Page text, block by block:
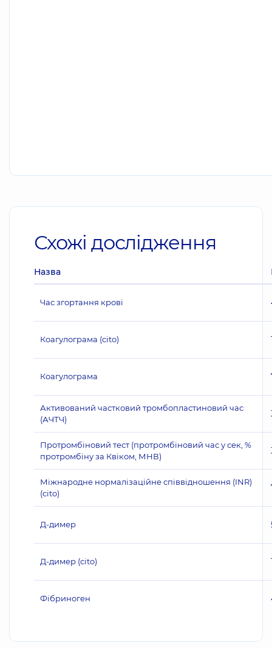
Схожі дослідження
Назва
Час згортання крові
Коагулограма (cito)
Коагулограма
Активований частковий тромбопластиновий час
(АЧТЧ)
Протромбіновий тест (протромбіновий час у сек, %
протромбіну за Квіком, МНВ)
Міжнародне нормалізаційне співвідношення (INR)
(cito)
Д-димер
Д-димер (cito)
Фібриноген